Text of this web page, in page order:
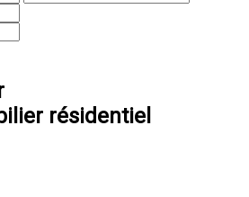
résidentiel